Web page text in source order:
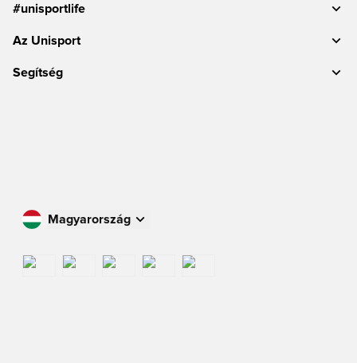
#unisportlife
Az Unisport
Segítség
Magyarország